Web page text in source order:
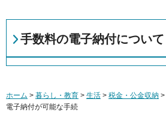
手数料の電子納付について
ホーム > 暮らし・教育 > 生活 > 税金・公金収納 >
電子納付が可能な手続